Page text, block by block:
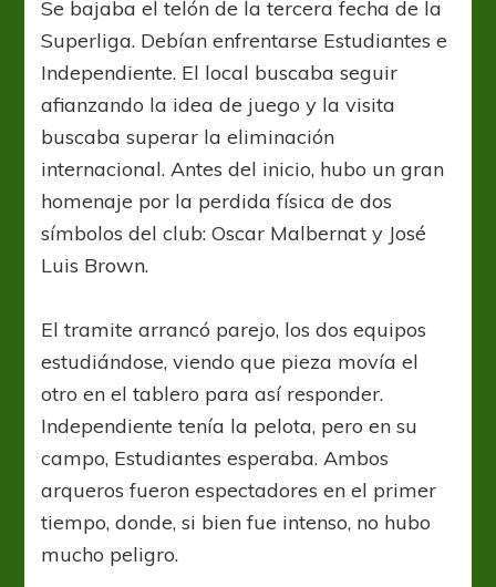
Se bajaba el telón de la tercera fecha de la
Superliga. Debían enfrentarse Estudiantes e
Independiente. El local buscaba seguir
afianzando la idea de juego y la visita
buscaba superar la eliminación
internacional. Antes del inicio, hubo un gran
homenaje por la perdida física de dos
símbolos del club: Oscar Malbernat y José
Luis Brown.
El tramite arrancó parejo, los dos equipos
estudiándose, viendo que pieza movía el
otro en el tablero para así responder.
Independiente tenía la pelota, pero en su
campo, Estudiantes esperaba. Ambos
arqueros fueron espectadores en el primer
tiempo, donde, si bien fue intenso, no hubo
mucho peligro.